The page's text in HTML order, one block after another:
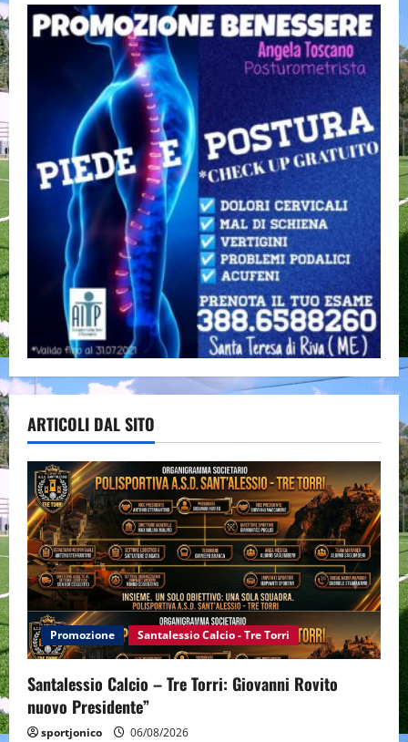
ARTICOLI DAL SITO
Promozione Santalessio Calcio - Tre Torri
Santalessio Calcio – Tre Torri: Giovanni Rovito
nuovo Presidente”
sportjonico 06/08/2026